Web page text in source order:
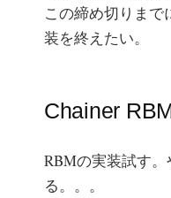
この締め切りまで
装を終えたい。
Chainer
RBMの実装試す
る。。。